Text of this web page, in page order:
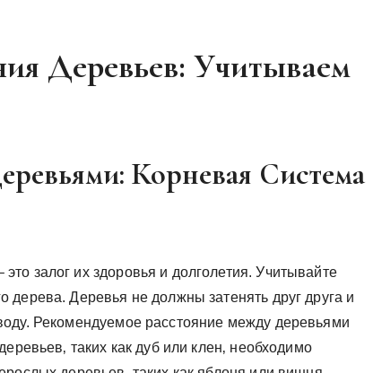
Деревьев: Учитываем
Корневая Система
залог их здоровья и долголетия. Учитывайте
дерева. Деревья не должны затенять друг друга и
Рекомендуемое расстояние между деревьями
таких как дуб или клен‚ необходимо